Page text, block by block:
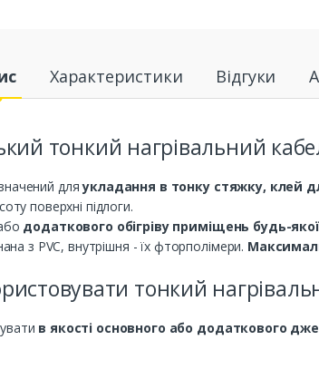
Характеристики Відгуки
тонкий нагрівальний
дляукладання в тонку стяжку, клей
поверхні підлоги.
додаткового обігріву приміщень будь-
з PVC, внутрішня - їх фторполімери.
тонкий
в якості основного або додаткового